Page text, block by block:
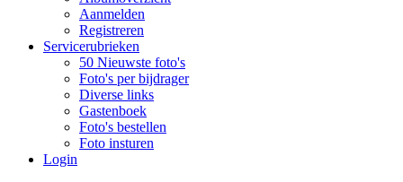
Aanmelden
Registreren
Servicerubrieken
50 Nieuwste foto's
Foto's per bijdrager
Diverse links
Gastenboek
Foto's bestellen
Foto insturen
Login